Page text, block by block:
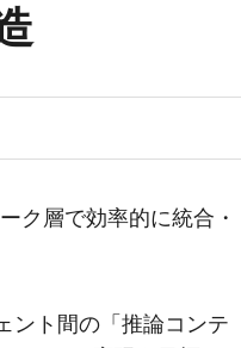
ク層で効率的に統合・
ント間の「推論コンテ